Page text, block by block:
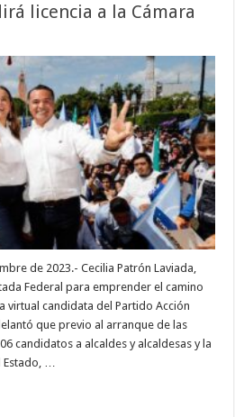
licencia a la Cámara
de 2023.- Cecilia Patrón Laviada,
Federal para emprender el camino
virtual candidata del Partido Acción
que previo al arranque de las
candidatos a alcaldes y alcaldesas y la
Estado, …